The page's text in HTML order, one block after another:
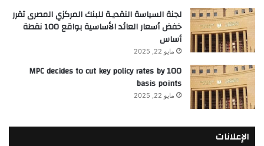
لجنة السياسة النقديـة للبنك المركزي المصرى تقرر
خفض أسعار العائد الأساسية بواقع 100 نقطة
أساس
مايو 22, 2025
MPC decides to cut key policy rates by 100
basis points
مايو 22, 2025
الإعلانات